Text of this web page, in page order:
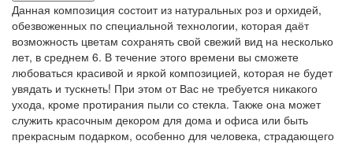
Данная композиция состоит из натуральных роз и орхидей,
обезвоженных по специальной технологии, которая даёт
возможность цветам сохранять свой свежий вид на несколько
лет, в среднем 6. В течение этого времени вы сможете
любоваться красивой и яркой композицией, которая не будет
увядать и тускнеть! При этом от Вас не требуется никакого
ухода, кроме протирания пыли со стекла. Также она может
служить красочным декором для дома и офиса или быть
прекрасным подарком, особенно для человека, страдающего